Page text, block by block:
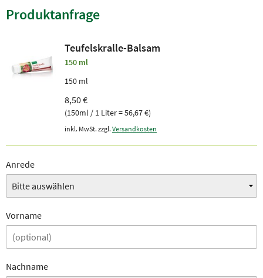
Produktanfrage
Teufelskralle-Balsam
150 ml
150 ml
8,50 €
(150ml / 1 Liter = 56,67 €)
inkl. MwSt. zzgl. Versandkosten
Anrede
Vorname
Nachname